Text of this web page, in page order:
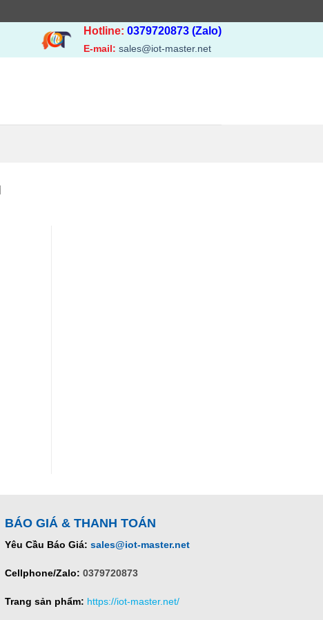
Hotline: 0379720873 (Zalo)
E-mail: sales@iot-master.net
BÁO GIÁ & THANH TOÁN
Yêu Cầu Báo Giá: sales@iot-master.net
Cellphone/Zalo: 0379720873
Trang sản phẩm: https://iot-master.net/